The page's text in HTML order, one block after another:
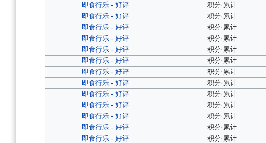
即食行乐 - 好评
积分·累计
即食行乐 - 好评
积分·累计
即食行乐 - 好评
积分·累计
即食行乐 - 好评
积分·累计
即食行乐 - 好评
积分·累计
即食行乐 - 好评
积分·累计
即食行乐 - 好评
积分·累计
即食行乐 - 好评
积分·累计
即食行乐 - 好评
积分·累计
即食行乐 - 好评
积分·累计
即食行乐 - 好评
积分·累计
即食行乐 - 好评
积分·累计
即食行乐 - 好评
积分·累计